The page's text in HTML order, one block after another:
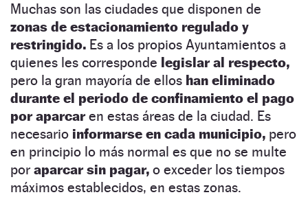
Muchas son las ciudades que disponen de
zonas de estacionamiento regulado y
restringido. Es a los propios Ayuntamientos a
quienes les corresponde legislar al respecto,
pero la gran mayoría de ellos han eliminado
durante el periodo de confinamiento el pago
por aparcaren estas áreas de la ciudad. Es
necesario informarse en cada municipio, pero
en principio lo más normal es que no se multe
por aparcar sin pagar, o exceder los tiempos
máximos establecidos, en estas zonas.